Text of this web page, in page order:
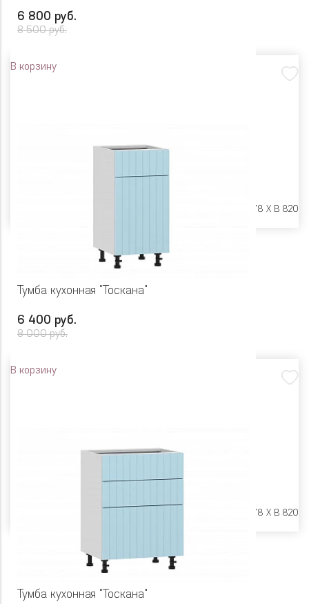
6 800 руб.
8 500 руб.
В корзину
Ш 450 X Г 478 X В 820
Тумба кухонная "Тоскана"
6 400 руб.
8 000 руб.
В корзину
Ш 400 X Г 478 X В 820
Тумба кухонная "Тоскана"